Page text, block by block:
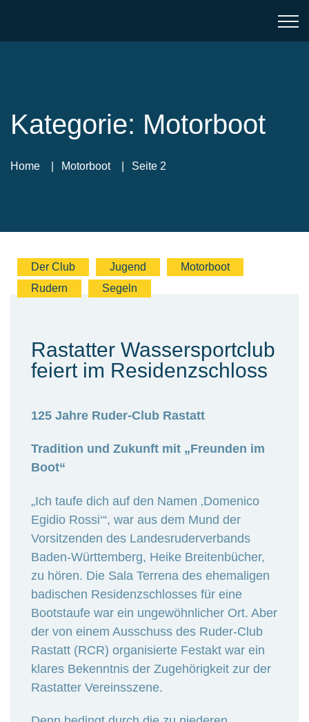
Kategorie: Motorboot
Home Motorboot Seite 2
Der Club Jugend
Motorboot
Rudern
Segeln
Rastatter Wassersportclub
feiert im Residenzschloss
125 Jahre Ruder-Club Rastatt
Tradition und Zukunft mit „Freunden im
Boot“
„Ich taufe dich auf den Namen ‚Domenico
Egidio Rossi‘“, war aus dem Mund der
Vorsitzenden des Landesruderverbands
Baden-Württemberg, Heike Breitenbücher,
zu hören. Die Sala Terrena des ehemaligen
badischen Residenzschlosses für eine
Bootstaufe war ein ungewöhnlicher Ort. Aber
der von einem Ausschuss des Ruder-Club
Rastatt (RCR) organisierte Festakt war ein
klares Bekenntnis der Zugehörigkeit zur der
Rastatter Vereinsszene.